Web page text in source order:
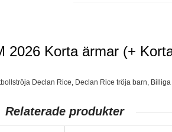
2026 Korta ärmar (+
Declan Rice, Declan Rice tröja barn,
Relaterade produkter